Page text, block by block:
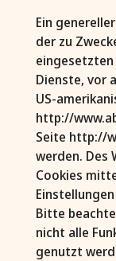
Ein
der zu
eingesetzten
Dienste, vor
US-
http://
Seite http://
werden. Des
Cookies
Bitte
nicht alle
genutzt